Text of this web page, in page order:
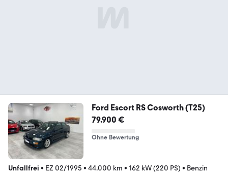
Ford Escort RS Cosworth (T25)
79.900 €
Ohne Bewertung
Unfallfrei • EZ 02/1995 • 44.000 km • 162 kW (220 PS) • Benzin